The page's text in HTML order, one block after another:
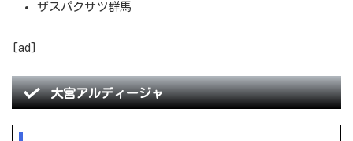
ザスパクサツ群馬
[ad]
大宮アルディージャ